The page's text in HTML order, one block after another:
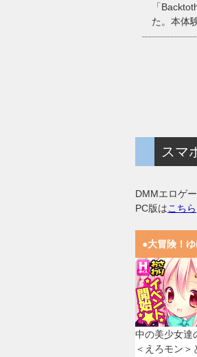
「
た。本体
スマ
DMMエロゲ
PC版はこちら
●大冒険！
中の美少女達
＜えろモン